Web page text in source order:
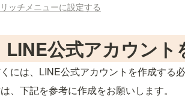
ッチメニューに設定する
公式アカウント
には、LINE公式アカウントを作成する必